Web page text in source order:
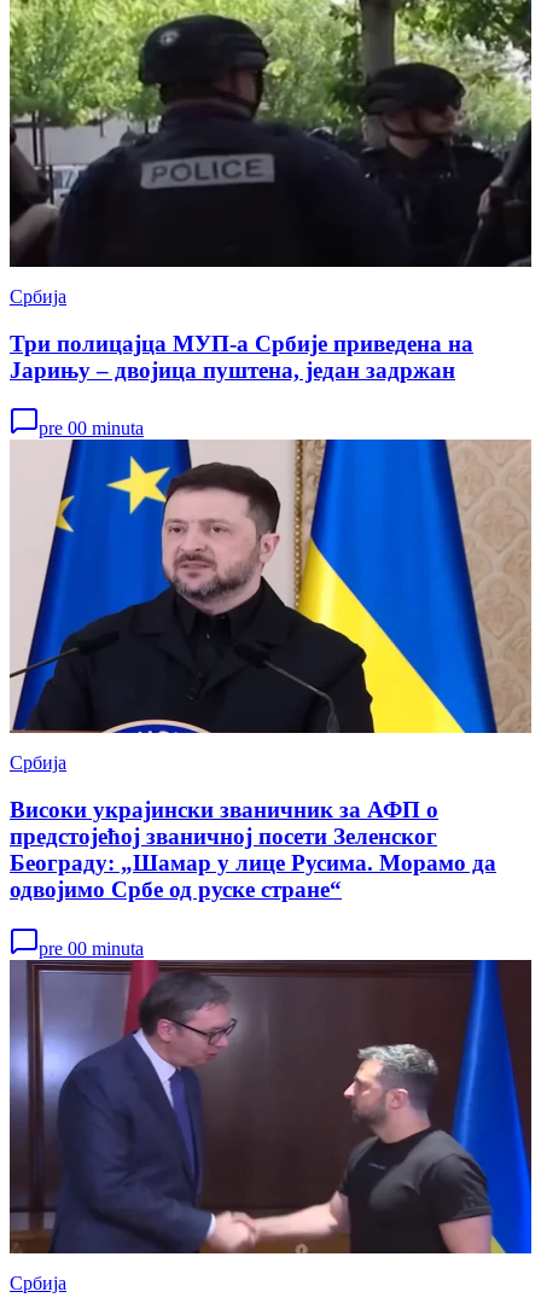
Србија
Три полицајца МУП-а Србије приведена на
Јарињу – двојица пуштена, један задржан
pre 00 minuta
Србија
Високи украјински званичник за АФП о
предстојећој званичној посети Зеленског
Београду: „Шамар у лице Русима. Морамо да
одвојимо Србе од руске стране“
pre 00 minuta
Србија